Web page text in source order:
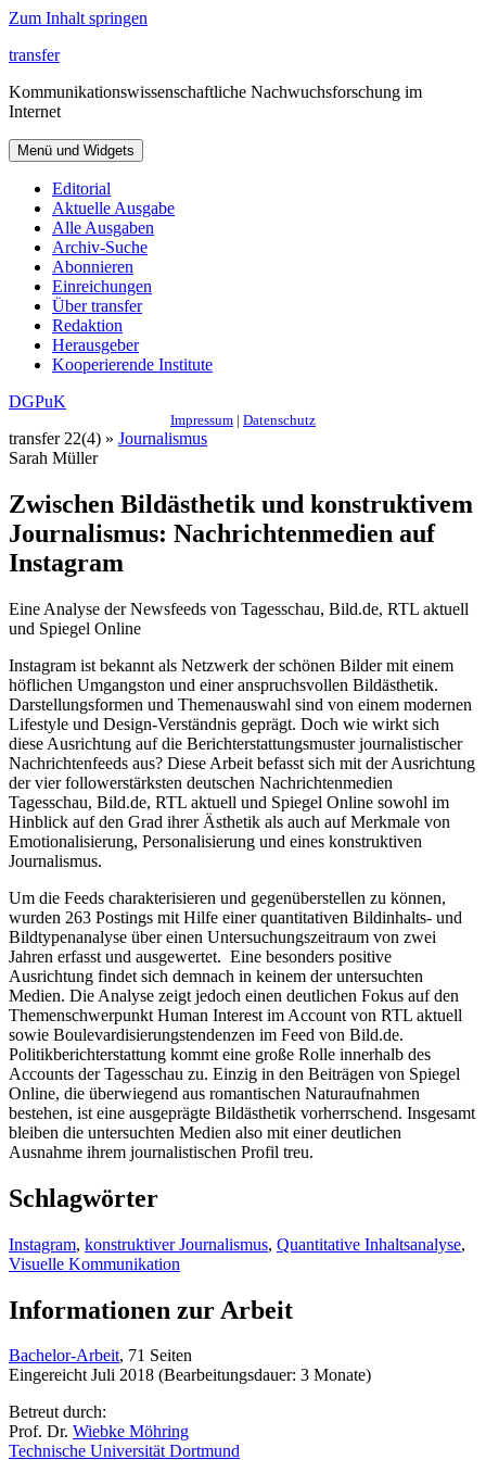
Zum Inhalt springen
transfer
Kommunikationswissenschaftliche Nachwuchsforschung im
Internet
Menü und Widgets
Editorial
Aktuelle Ausgabe
Alle Ausgaben
Archiv-Suche
Abonnieren
Einreichungen
Über transfer
Redaktion
Herausgeber
Kooperierende Institute
DGPuK
Impressum | Datenschutz
transfer 22(4) » Journalismus
Sarah Müller
Zwischen Bildästhetik und konstruktivem
Journalismus: Nachrichtenmedien auf
Instagram
Eine Analyse der Newsfeeds von Tagesschau, Bild.de, RTL aktuell
und Spiegel Online
Instagram ist bekannt als Netzwerk der schönen Bilder mit einem
höflichen Umgangston und einer anspruchsvollen Bildästhetik.
Darstellungsformen und Themenauswahl sind von einem modernen
Lifestyle und Design-Verständnis geprägt. Doch wie wirkt sich
diese Ausrichtung auf die Berichterstattungsmuster journalistischer
Nachrichtenfeeds aus? Diese Arbeit befasst sich mit der Ausrichtung
der vier followerstärksten deutschen Nachrichtenmedien
Tagesschau, Bild.de, RTL aktuell und Spiegel Online sowohl im
Hinblick auf den Grad ihrer Ästhetik als auch auf Merkmale von
Emotionalisierung, Personalisierung und eines konstruktiven
Journalismus.
Um die Feeds charakterisieren und gegenüberstellen zu können,
wurden 263 Postings mit Hilfe einer quantitativen Bildinhalts- und
Bildtypenanalyse über einen Untersuchungszeitraum von zwei
Jahren erfasst und ausgewertet. Eine besonders positive
Ausrichtung findet sich demnach in keinem der untersuchten
Medien. Die Analyse zeigt jedoch einen deutlichen Fokus auf den
Themenschwerpunkt Human Interest im Account von RTL aktuell
sowie Boulevardisierungstendenzen im Feed von Bild.de.
Politikberichterstattung kommt eine große Rolle innerhalb des
Accounts der Tagesschau zu. Einzig in den Beiträgen von Spiegel
Online, die überwiegend aus romantischen Naturaufnahmen
bestehen, ist eine ausgeprägte Bildästhetik vorherrschend. Insgesamt
bleiben die untersuchten Medien also mit einer deutlichen
Ausnahme ihrem journalistischen Profil treu.
Schlagwörter
Instagram, konstruktiver Journalismus, Quantitative Inhaltsanalyse,
Visuelle Kommunikation
Informationen zur Arbeit
Bachelor-Arbeit, 71 Seiten
Eingereicht Juli 2018 (Bearbeitungsdauer: 3 Monate)
Betreut durch:
Prof. Dr. Wiebke Möhring
Technische Universität Dortmund